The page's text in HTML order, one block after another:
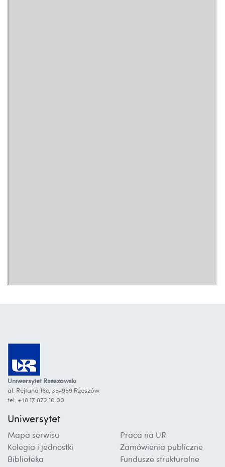
Uniwersytet Rzeszowski
al. Rejtana 16c, 35-959 Rzeszów
tel. +48 17 872 10 00
Uniwersytet
Mapa serwisu
Kolegia i jednostki
Biblioteka
Praca na UR
Zamówienia publiczne
Fundusze strukturalne